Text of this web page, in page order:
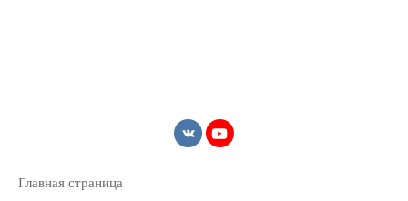
Главная страница